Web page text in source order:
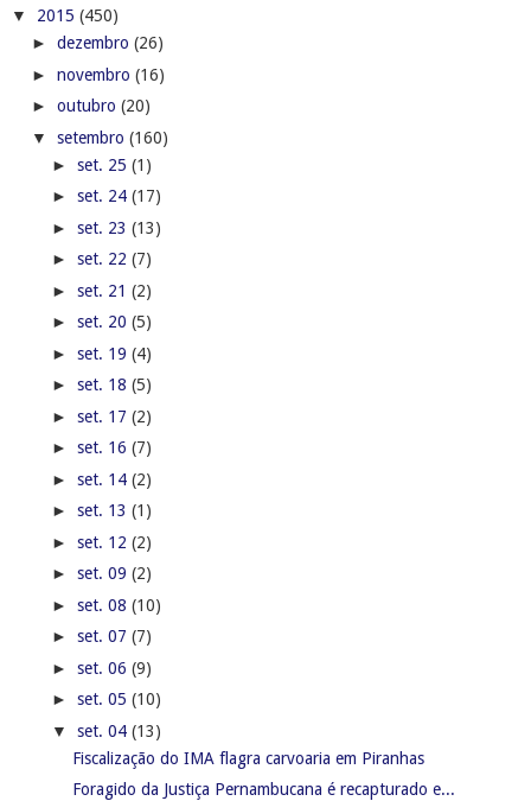
▼ 2015 (450)
► dezembro (26)
► novembro (16)
► outubro (20)
▼ setembro (160)
► set. 25 (1)
► set. 24 (17)
► set. 23 (13)
► set. 22 (7)
► set. 21 (2)
► set. 20 (5)
► set. 19 (4)
► set. 18 (5)
► set. 17 (2)
► set. 16 (7)
► set. 14 (2)
► set. 13 (1)
► set. 12 (2)
► set. 09 (2)
► set. 08 (10)
► set. 07 (7)
► set. 06 (9)
► set. 05 (10)
▼ set. 04 (13)
Fiscalização do IMA flagra carvoaria em Piranhas
Foragido da Justiça Pernambucana é recapturado e...